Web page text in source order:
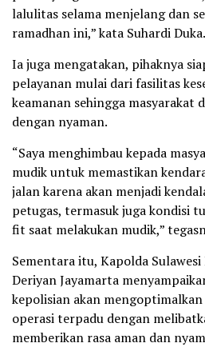
lalulitas selama menjelang dan
ramadhan ini,” kata Suhardi Duka.
Ia juga mengatakan, pihaknya
pelayanan mulai dari fasilitas
keamanan sehingga masyarakat
dengan nyaman.
“Saya menghimbau kepada
mudik untuk memastikan
jalan karena akan menjadi
petugas, termasuk juga kondisi
fit saat melakukan mudik,”
Sementara itu, Kapolda
Deriyan Jayamarta
kepolisian akan
operasi terpadu dengan
memberikan rasa aman dan